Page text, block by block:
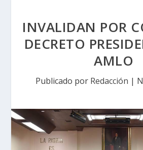
INVALIDAN POR
DECRETO
AMLO
Publicado por Redacción |